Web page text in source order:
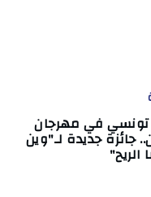
تونسي في مهرجان
جائزة جديدة لـ"وين
الريح"